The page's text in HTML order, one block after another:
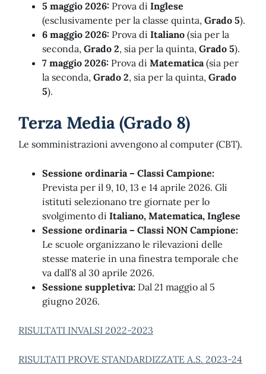
5 maggio 2026: Prova di Inglese
(esclusivamente per la classe quinta, Grado 5).
6 maggio 2026: Prova di Italiano (sia per la
seconda, Grado 2, sia per la quinta, Grado 5).
7 maggio 2026: Prova di Matematica(sia per
la seconda, Grado 2, sia per la quinta, Grado
5).
Terza Media (Grado 8)
Le somministrazioni avvengono al computer (CBT).
Sessione ordinaria – Classi Campione:
Prevista per il 9, 10, 13 e 14 aprile 2026. Gli
istituti selezionano tre giornate per lo
svolgimento di Italiano, Matematica, Inglese
Sessione ordinaria – Classi NON Campione:
Le scuole organizzano le rilevazioni delle
stesse materie in una finestra temporale che
va dall’8 al 30 aprile 2026.
Sessione suppletiva: Dal 21 maggio al 5
giugno 2026.
RISULTATI INVALSI 2022-2023
RISULTATI PROVE STANDARDIZZATE A.S. 2023-24